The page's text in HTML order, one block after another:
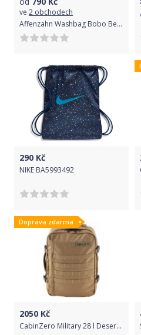
ve 2 obchodech
Affenzahn Washbag Bobo Bear - petrol uni
290 Kč
NIKE BA5993492
Doprava zdarma
2050 Kč
CabinZero Military 28 l Desert Sand